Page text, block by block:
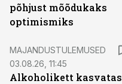
põhjust mõõdukaks
optimismiks
MAJANDUSTULEMUSED
03.08.26, 11:45
Alkoholikett kasvatas